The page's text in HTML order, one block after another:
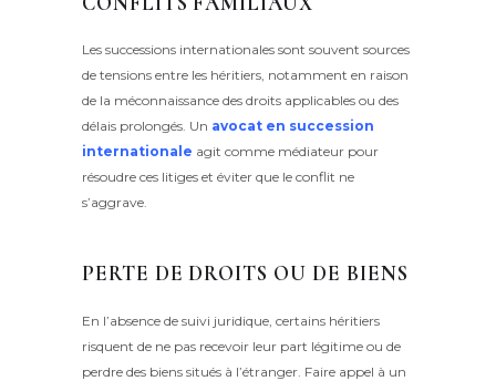
Les successions internationales sont souvent sources
de tensions entre les héritiers, notamment en raison
de la méconnaissance des droits applicables ou des
délais prolongés. Un avocat en succession
internationale agit comme médiateur pour
résoudre ces litiges et éviter que le conflit ne
s’aggrave.
PERTE DE DROITS OU DE BIENS
En l’absence de suivi juridique, certains héritiers
risquent de ne pas recevoir leur part légitime ou de
perdre des biens situés à l’étranger. Faire appel à un